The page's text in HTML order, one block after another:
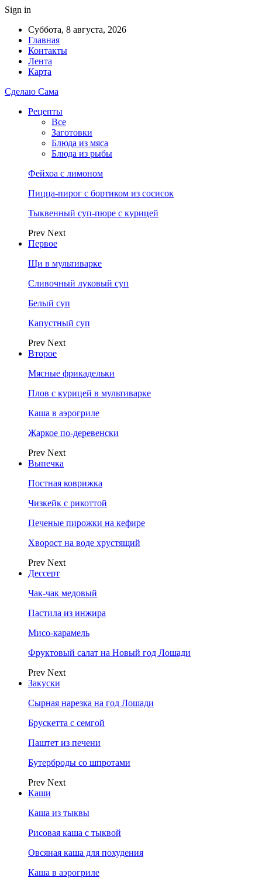
Sign in
Суббота, 8 августа, 2026
Главная
Контакты
Лента
Карта
Сделаю Сама
Рецепты
Все
Заготовки
Блюда из мяса
Блюда из рыбы
Фейхоа с лимоном
Пицца-пирог с бортиком из сосисок
Тыквенный суп-пюре с курицей
Prev Next
Первое
Щи в мультиварке
Сливочный луковый суп
Белый суп
Капустный суп
Prev Next
Второе
Мясные фрикадельки
Плов с курицей в мультиварке
Каша в аэрогриле
Жаркое по-деревенски
Prev Next
Выпечка
Постная коврижка
Чизкейк с рикоттой
Печеные пирожки на кефире
Хворост на воде хрустящий
Prev Next
Дессерт
Чак-чак медовый
Пастила из инжира
Мисо-карамель
Фруктовый салат на Новый год Лошади
Prev Next
Закуски
Сырная нарезка на год Лошади
Брускетта с семгой
Паштет из печени
Бутерброды со шпротами
Prev Next
Каши
Каша из тыквы
Рисовая каша с тыквой
Овсяная каша для похудения
Каша в аэрогриле